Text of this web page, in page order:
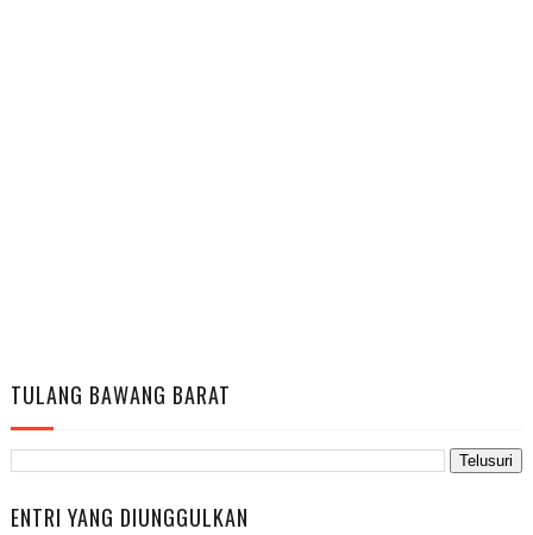
TULANG BAWANG BARAT
ENTRI YANG DIUNGGULKAN